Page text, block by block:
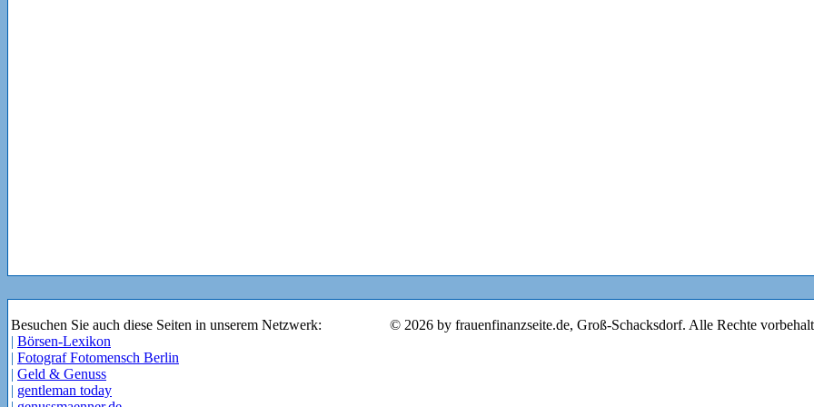
Besuchen Sie auch diese Seiten in unserem Netzwerk:
| Börsen-Lexikon
| Fotograf Fotomensch Berlin
| Geld & Genuss
| gentleman today
© 2026 by frauenfinanzseite.de, Groß-Schacksdorf. Alle Rechte